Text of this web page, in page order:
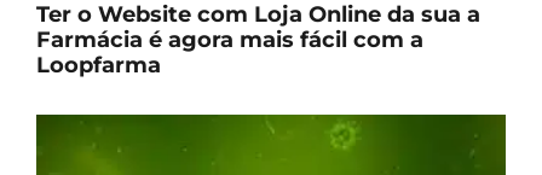
Ter o Website com Loja Online da sua a
Farmácia é agora mais fácil com a
Loopfarma